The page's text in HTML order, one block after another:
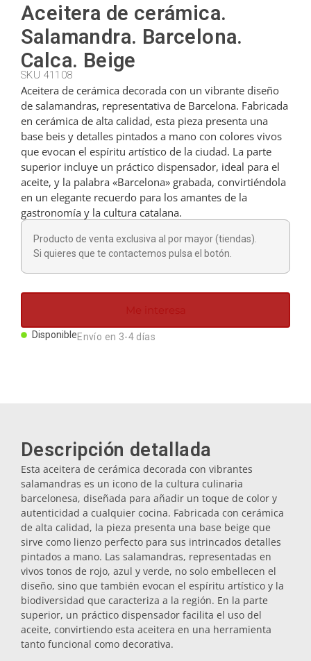
Cortadores
Cucharillas
Cucharones
Dedales
Figuras
Imanes
Llaveros
Posavasos
Tapones
Aceiteras
Salvamanteles
Vasos
Aceitera de cerámica.
Salamandra. Barcelona.
Calca. Beige
SKU 41108
Aceitera de cerámica decorada con un vibrante diseño
de salamandras, representativa de Barcelona. Fabricada
en cerámica de alta calidad, esta pieza presenta una
base beis y detalles pintados a mano con colores vivos
que evocan el espíritu artístico de la ciudad. La parte
superior incluye un práctico dispensador, ideal para el
aceite, y la palabra «Barcelona» grabada, convirtiéndola
en un elegante recuerdo para los amantes de la
gastronomía y la cultura catalana.
Producto de venta exclusiva al por mayor (tiendas).
Si quieres que te contactemos pulsa el botón.
Me interesa
DisponibleEnvío en 3-4 días
Descripción detallada
Esta aceitera de cerámica decorada con vibrantes
salamandras es un icono de la cultura culinaria
barcelonesa, diseñada para añadir un toque de color y
autenticidad a cualquier cocina. Fabricada con cerámica
de alta calidad, la pieza presenta una base beige que
sirve como lienzo perfecto para sus intrincados detalles
pintados a mano. Las salamandras, representadas en
vivos tonos de rojo, azul y verde, no solo embellecen el
diseño, sino que también evocan el espíritu artístico y la
biodiversidad que caracteriza a la región. En la parte
superior, un práctico dispensador facilita el uso del
aceite, convirtiendo esta aceitera en una herramienta
tanto funcional como decorativa.